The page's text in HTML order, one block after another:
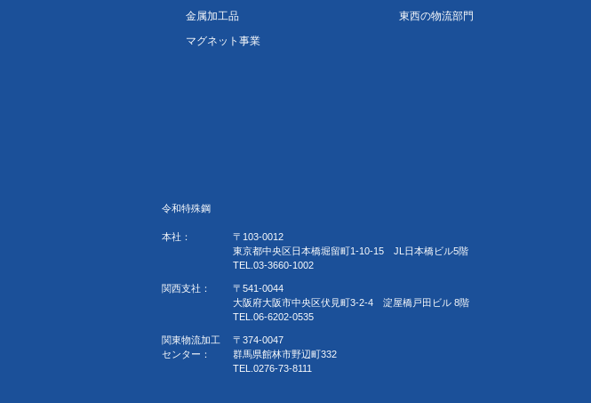
金属加工品
マグネット事業
東西の物流部門
令和特殊鋼
本社：
〒103-0012
東京都中央区日本橋堀留町1-10-15 JL日本橋ビル5階
TEL.03-3660-1002
関西支社：
〒541-0044
大阪府大阪市中央区伏見町3-2-4 淀屋橋戸田ビル 8階
TEL.06-6202-0535
関東物流加工
センター：
〒374-0047
群馬県館林市野辺町332
TEL.0276-73-8111